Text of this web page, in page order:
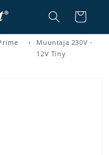
Ostoskori
›
Muuntaja 230V -
12V Tiny